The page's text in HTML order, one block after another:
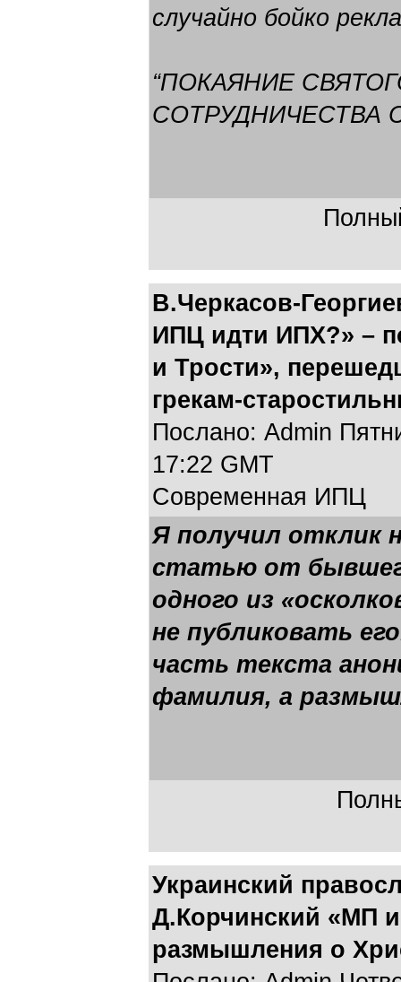
случайно бойко
“ПОКАЯНИЕ
СОТРУДНИЧЕСТВА
В.Черкасов-
ИПЦ идти ИПХ?» –
и Трости»,
грекам-
Послано: Admin
17:22 GMT
Современная ИПЦ
Я получил отклик
статью от
одного из
не публиковать
часть текста
фамилия, а
Украинский
Д.Корчинский «МП
размышления о